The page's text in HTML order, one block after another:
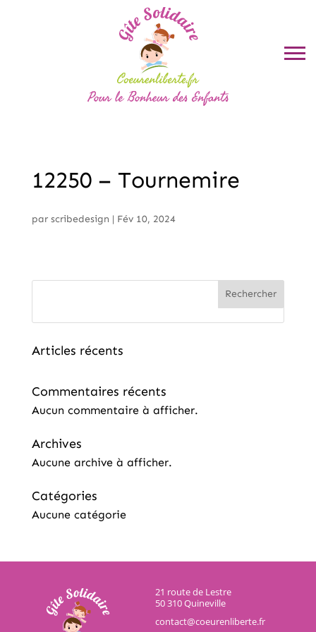
12250 – Tournemire
par scribedesign | Fév 10, 2024
Rechercher
Articles récents
Commentaires récents
Aucun commentaire à afficher.
Archives
Aucune archive à afficher.
Catégories
Aucune catégorie
21 route de Lestre
50 310 Quineville
contact@coeurenliberte.fr